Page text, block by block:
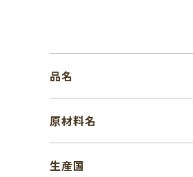
品名
原材料名
生産国